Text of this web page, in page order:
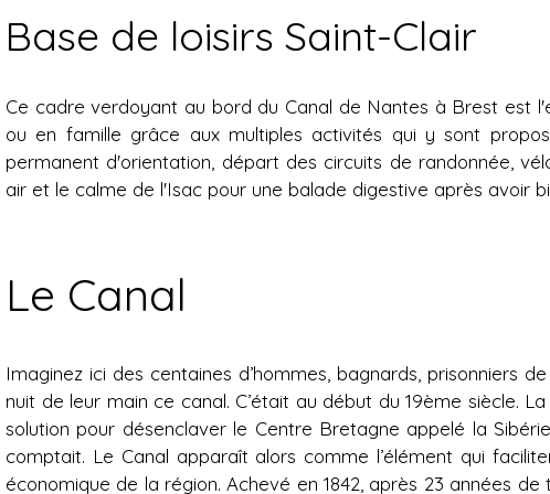
Base de loisirs Saint-Clair
Ce cadre verdoyant au bord du Canal de Nantes à Brest est
ou en famille grâce aux multiples activités qui y sont
permanent d'orientation, départ des circuits de randonnée,
air et le calme de l'Isac pour une balade digestive après avoir
Le Canal
Imaginez ici des centaines d’hommes, bagnards, prisonniers
nuit de leur main ce canal. C’était au début du 19ème siècle.
solution pour désenclaver le Centre Bretagne appelé la
comptait. Le Canal apparaît alors comme l’élément qui
économique de la région. Achevé en 1842, après 23 années